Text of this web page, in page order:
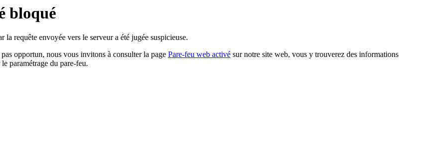
bloqué
requête envoyée vers le serveur a été jugée suspicieuse.
opportun, nous vous invitons à consulter la page Pare-feu web activé sur notre site web, vous y trouverez des informations
paramétrage du pare-feu.